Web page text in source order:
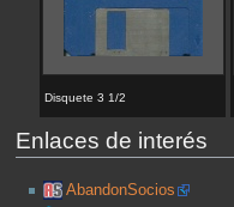
Disquete 3 1/2
Enlaces de interés
AbandonSocios